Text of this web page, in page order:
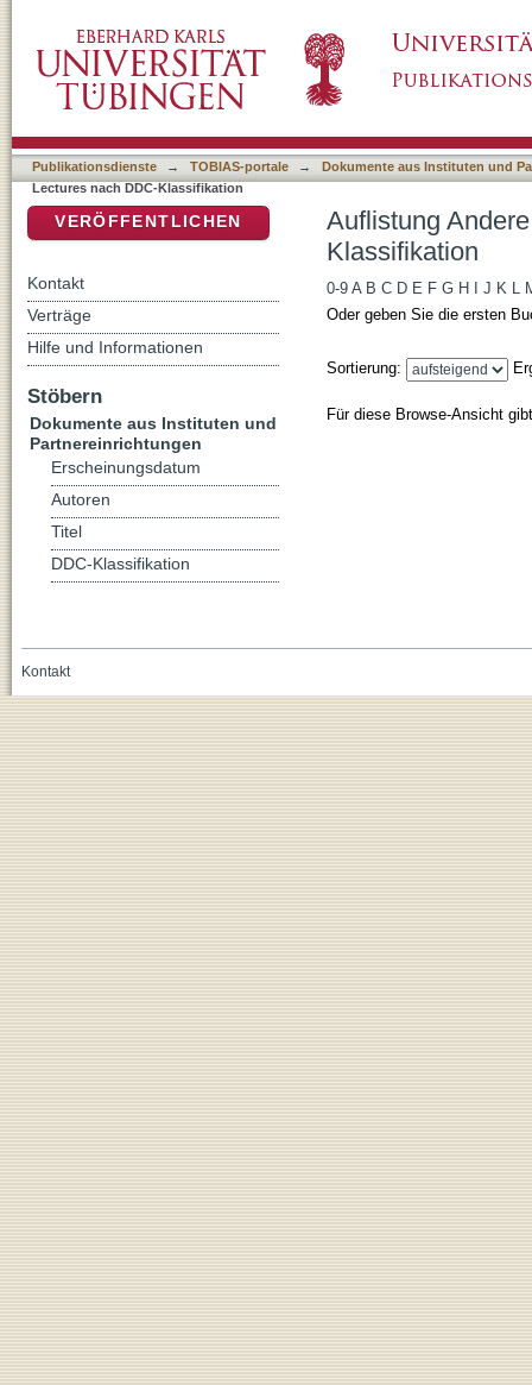
Publikationsdienste → TOBIAS-portale →
Dokumente aus Instituten und
Lectures nach DDC-Klassifikation
Auflistung
Klassifikation
0-9 A B C D E F G H J K L
Oder geben Sie die ersten
Sortierung:
Für diese Browse-Ansicht
VERÖFFENTLICHEN
Kontakt
Verträge
Hilfe und Informationen
Stöbern
Dokumente aus Instituten und
Partnereinrichtungen
Erscheinungsdatum
Autoren
Titel
DDC-Klassifikation
Kontakt